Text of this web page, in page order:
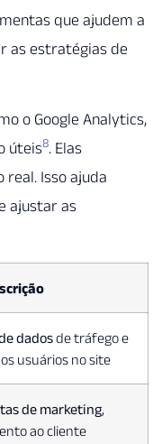
que ajudem a
as estratégias de
o Google Analytics,
úteis8. Elas
Isso ajuda
ajustar as
dadosde tráfego e
usuários no site
de marketing,
ao cliente